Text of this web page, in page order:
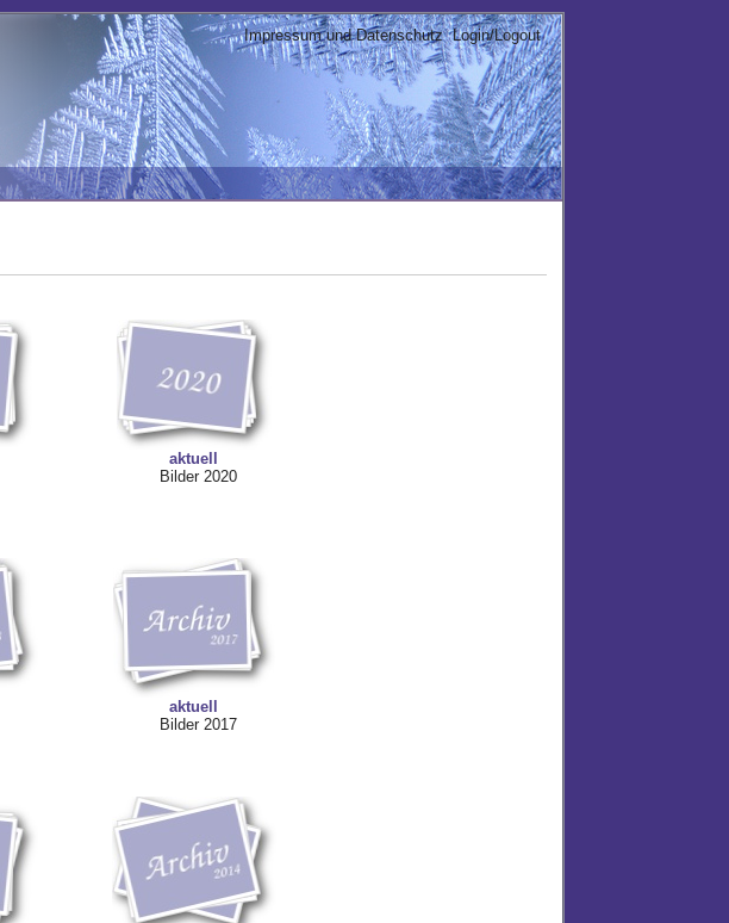
Impressum und Datenschutz Login/Logout
aktuell
Bilder 2020
aktuell
Bilder 2017